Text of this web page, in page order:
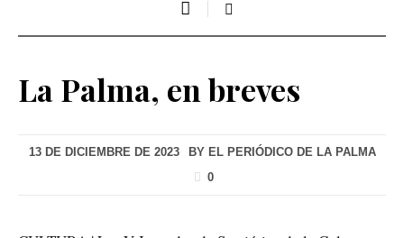
La Palma, en breves
13 DE DICIEMBRE DE 2023 BY EL PERIÓDICO DE LA PALMA
0